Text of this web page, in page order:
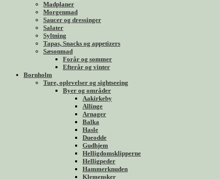
Madplaner
Morgenmad
Saucer og dressinger
Salater
Syltning
Tapas, Snacks og appetizers
Sæsonmad
Forår og sommer
Efterår og vinter
Bornholm
Ture, oplevelser og sightseeing
Byer og områder
Aakirkeby
Allinge
Arnager
Balka
Hasle
Dueodde
Gudhjem
Helligdomsklipperne
Helligpeder
Hammerknuden
Klemensker